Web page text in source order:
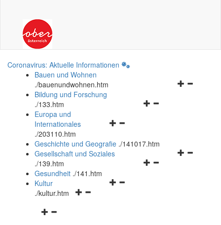
Coronavirus: Aktuelle Informationen
Bauen und Wohnen
./bauenundwohnen.htm
Navigationsmenü
Bildung und Forschung
./133.htm
Navigationsmenü
und
schließen
Europa und
Internationales
./203110.htm
Geschichte und Geografie ./141017.htm
Navigationsmenü
Gesellschaft und Soziales
./139.htm
Navigationsmenü
Gesundheit ./141.htm
Navigationsmenü
Kultur
./kultur.htm
Navigationsmenü